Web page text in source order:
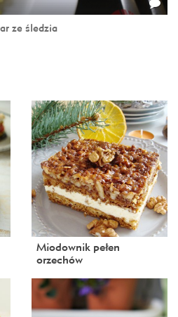
ze śledzia
Miodownik pełen
orzechów